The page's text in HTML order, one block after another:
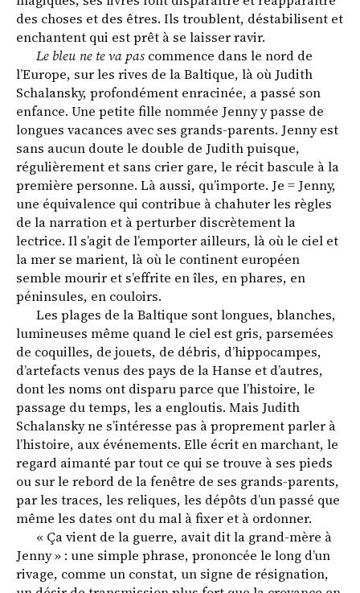
des choses et des êtres. Ils troublent, déstabilisent et
enchantent qui est prêt à se laisser ravir.
Le bleu ne te va pas commence dans le nord de
l’Europe, sur les rives de la Baltique, là où Judith
Schalansky, profondément enracinée, a passé son
enfance. Une petite fille nommée Jenny y passe de
longues vacances avec ses grands-parents. Jenny est
sans aucun doute le double de Judith puisque,
régulièrement et sans crier gare, le récit bascule à la
première personne. Là aussi, qu’importe. Je = Jenny,
une équivalence qui contribue à chahuter les règles
de la narration et à perturber discrètement la
lectrice. Il s’agit de l’emporter ailleurs, là où le ciel et
la mer se marient, là où le continent européen
semble mourir et s’effrite en îles, en phares, en
péninsules, en couloirs.
Les plages de la Baltique sont longues, blanches,
lumineuses même quand le ciel est gris, parsemées
de coquilles, de jouets, de débris, d’hippocampes,
d’artefacts venus des pays de la Hanse et d’autres,
dont les noms ont disparu parce que l’histoire, le
passage du temps, les a engloutis. Mais Judith
Schalansky ne s’intéresse pas à proprement parler à
l’histoire, aux événements. Elle écrit en marchant, le
regard aimanté par tout ce qui se trouve à ses pieds
ou sur le rebord de la fenêtre de ses grands-parents,
par les traces, les reliques, les dépôts d’un passé que
même les dates ont du mal à fixer et à ordonner.
« Ça vient de la guerre, avait dit la grand-mère à
Jenny » : une simple phrase, prononcée le long d’un
rivage, comme un constat, un signe de résignation,